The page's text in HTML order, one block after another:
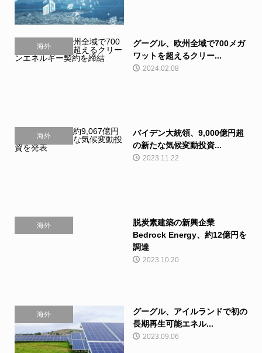
海外
グーグル、欧州全域で700メガ
ワットを超えるクリー...
2024.02.08
海外
バイデン大統領、9,000億円超
の新たな気候変動投資...
2023.11.22
海外
脱炭素建築の新興企業
Bedrock Energy、約12億円を
調達
2023.10.20
海外
グーグル、アイルランドで初の
長期再生可能エネル...
2023.09.06